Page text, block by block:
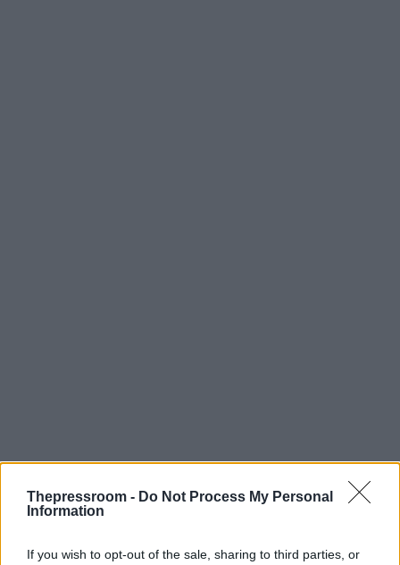
Thepressroom - Do Not Process My Personal
Information
If you wish to opt-out of the sale, sharing to third parties, or